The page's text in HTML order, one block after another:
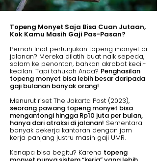
Topeng Monyet Saja Bisa Cuan Jutaan,
Kok Kamu Masih Gaji Pas-Pasan?
Pernah lihat pertunjukan topeng monyet di
jalanan? Mereka dilatih buat naik sepeda,
salam ke penonton, bahkan akrobat kecil-
kecilan. Tapi tahukah Anda? Penghasilan
topeng monyet bisa lebih besar daripada
gaji bulanan banyak orang!
Menurut riset The Jakarta Post (2023),
seorang pawang topeng monyet bisa
mengantongi hingga Rp10 juta per bulan,
hanya dari atraksi di jalanan! Sementara
banyak pekerja kantoran dengan jam
kerja panjang justru masih gaji UMR.
Kenapa bisa begitu? Karena topeng